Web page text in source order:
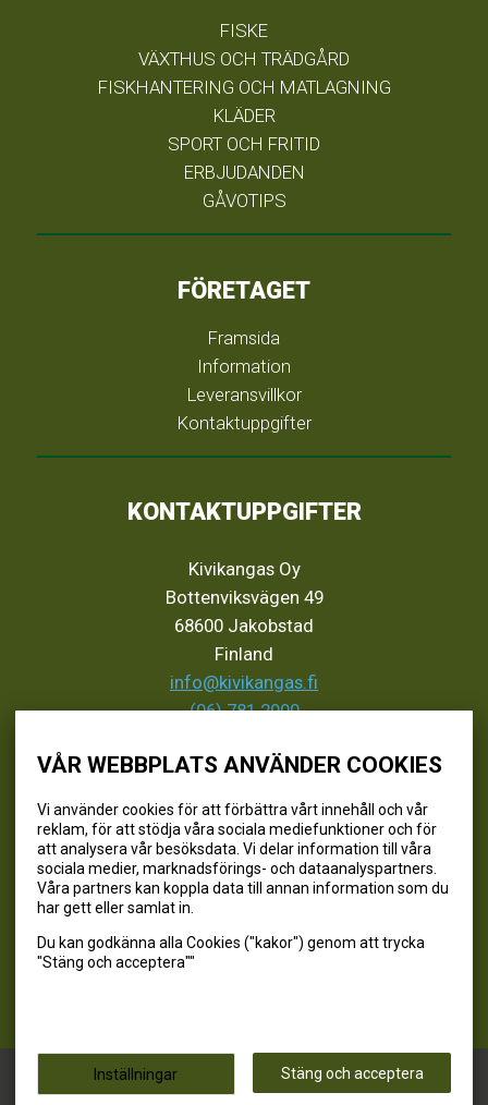
VÅR WEBBPLATS ANVÄNDER COOKIES
Vi använder cookies för att förbättra vårt innehåll och vår
reklam, för att stödja våra sociala mediefunktioner och för
att analysera vår besöksdata. Vi delar information till våra
sociala medier, marknadsförings- och dataanalyspartners.
Våra partners kan koppla data till annan information som du
har gett eller samlat in.
Du kan godkänna alla Cookies ("kakor") genom att trycka
"Stäng och acceptera""
Inställningar Stäng och acceptera
FISKE
VÄXTHUS OCH TRÄDGÅRD
FISKHANTERING OCH MATLAGNING
KLÄDER
SPORT OCH FRITID
ERBJUDANDEN
GÅVOTIPS
FÖRETAGET
Framsida
Information
Leveransvillkor
Kontaktuppgifter
KONTAKTUPPGIFTER
Kivikangas Oy
Bottenviksvägen 49
68600 Jakobstad
Finland
info@kivikangas.fi
(06) 781 2900
SEURAA MEITÄ
@kivikangaskalastus
@kivikangaskasvihuoneet
@kivikangas_kalastus
@kivikangaskasvihuoneet
Kivikangas © 2026